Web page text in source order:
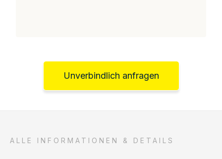
Unverbindlich anfragen
ALLE INFORMATIONEN & DETAILS